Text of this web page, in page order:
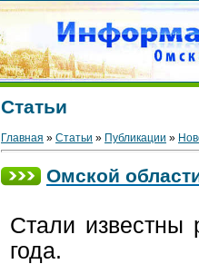
Статьи
Главная » Статьи » Публикации »
Омской
Стали известны
года.